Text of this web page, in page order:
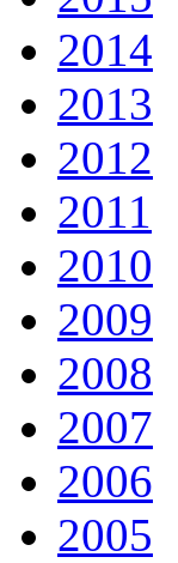
2014
2013
2012
2011
2010
2009
2008
2007
2006
2005